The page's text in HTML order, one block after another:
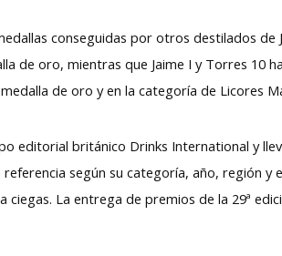
conseguidas por otros destilados de
de oro, mientras que Jaime I y Torres 10
de oro y en la categoría de Licores
editorial británico Drinks International y
según su categoría, año, región
La entrega de premios de la 29ª